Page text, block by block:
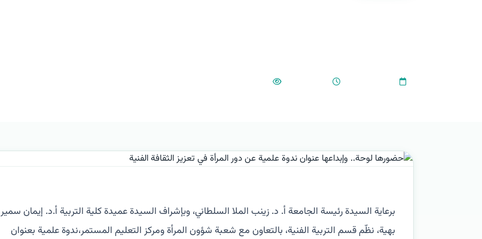
برعاية السيدة رئيسة الجامعة أ. د. زينب الملا السلطاني، وبإشراف السيدة عميدة كلية التربية أ.د. إيمان سمير
بهية، نظّم قسم التربية الفنية، بالتعاون مع شعبة شؤون المرأة ومركز التعليم المستمر،ندوة علمية بعنوان